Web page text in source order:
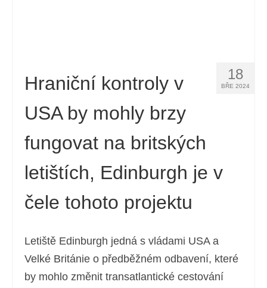
18
BŘE 2024
Hraniční kontroly v
USA by mohly brzy
fungovat na britských
letištích, Edinburgh je v
čele tohoto projektu
Letiště Edinburgh jedná s vládami USA a
Velké Británie o předběžném odbavení, které
by mohlo změnit transatlantické cestování